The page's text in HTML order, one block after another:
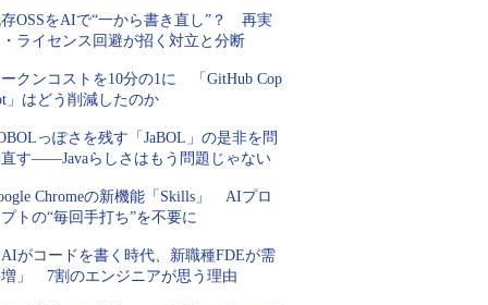
OSSをAIで“一から書き直し”？ 再実
ライセンス回避が招く対立と分断
クンコストを10分の1に 「GitHub Cop
」はどう削減したのか
っぽさを残す「JaBOL」の是非を問
す――Javaらしさはもう問題じゃない
Chromeの新機能「Skills」 AIプロ
トの“毎回手打ち”を不要に
がコードを書く時代、新職種FDEが需
」 7割のエンジニアが思う理由